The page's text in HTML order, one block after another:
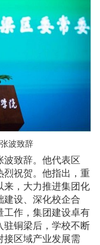
波致辞
波致辞。他代表区
烈祝贺。他指出，重
来，大力推进集团化
建设、深化校企合
工作，集团建设卓有
驻铜梁后，学校不断
接区域产业发展需